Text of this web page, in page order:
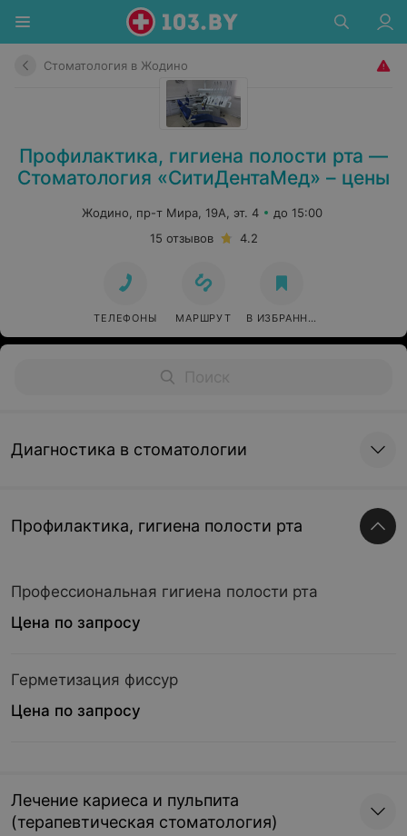
Стоматология в Жодино
Профилактика, гигиена полости рта —
Стоматология «СитиДентаМед» – цены
Жодино, пр-т Мира, 19А, эт. 4
до 15:00
15 отзывов
4.2
ТЕЛЕФОНЫ МАРШРУТ В ИЗБРАННОЕ
Диагностика в стоматологии
Профилактика, гигиена полости рта
Профессиональная гигиена полости рта
Цена по запросу
Герметизация фиссур
Цена по запросу
Лечение кариеса и пульпита
(терапевтическая стоматология)